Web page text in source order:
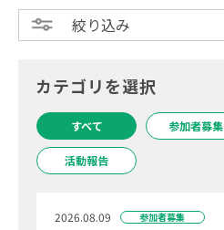
絞り込み
カテゴリを選択
すべて 参加者募集
活動報告
2026.08.09 参加者募集